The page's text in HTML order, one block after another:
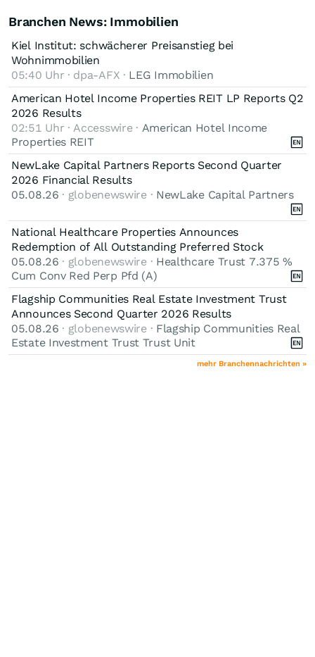
Branchen News: Immobilien
Kiel Institut: schwächerer Preisanstieg bei
Wohnimmobilien
05:40 Uhr · dpa-AFX · LEG Immobilien
American Hotel Income Properties REIT LP Reports Q2
2026 Results
02:51 Uhr · Accesswire · American Hotel Income
Properties REIT
NewLake Capital Partners Reports Second Quarter
2026 Financial Results
05.08.26 · globenewswire · NewLake Capital Partners
National Healthcare Properties Announces
Redemption of All Outstanding Preferred Stock
05.08.26 · globenewswire · Healthcare Trust 7.375 %
Cum Conv Red Perp Pfd (A)
Flagship Communities Real Estate Investment Trust
Announces Second Quarter 2026 Results
05.08.26 · globenewswire · Flagship Communities Real
Estate Investment Trust Trust Unit
mehr Branchennachrichten »